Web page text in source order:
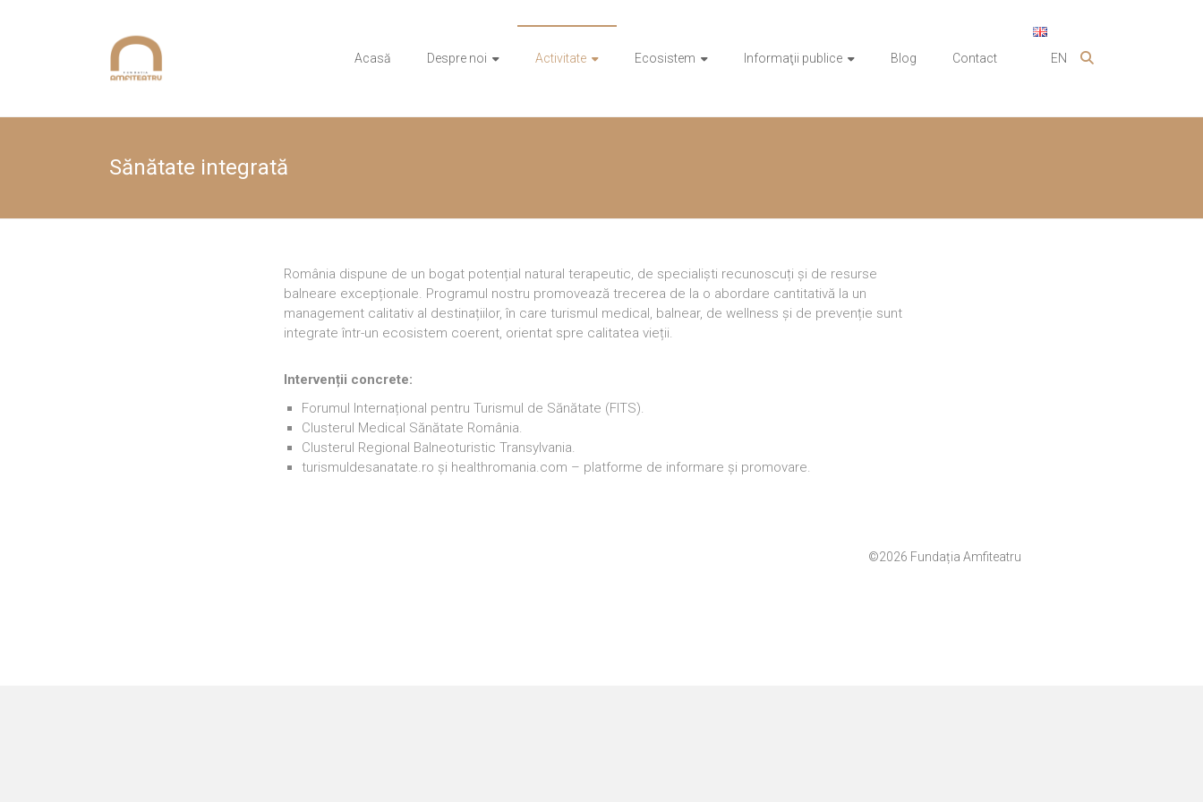
Fundația
Amfiteatru
Acasă Despre noi Activitate Ecosistem Informaţii publice Blog Contact EN
Sănătate integrată
România dispune de un bogat potențial natural terapeutic, de specialiști recunoscuți și de resurse
balneare excepționale. Programul nostru promovează trecerea de la o abordare cantitativă la un
management calitativ al destinațiilor, în care turismul medical, balnear, de wellness și de prevenție sunt
integrate într-un ecosistem coerent, orientat spre calitatea vieții.
Intervenții concrete:
Forumul Internațional pentru Turismul de Sănătate (FITS).
Clusterul Medical Sănătate România.
Clusterul Regional Balneoturistic Transylvania.
turismuldesanatate.ro și healthromania.com – platforme de informare și promovare.
©2026 Fundația Amfiteatru